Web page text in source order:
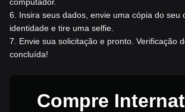
6
Insira seus dados, envie uma cópia do seu
identidade e tire uma selfie.
7
Envie sua solicitação e pronto. Verificação
concluída!
Compre